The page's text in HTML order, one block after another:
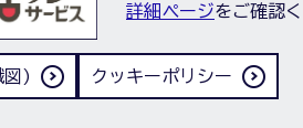
詳細ページをご確認く
図) クッキーポリシー